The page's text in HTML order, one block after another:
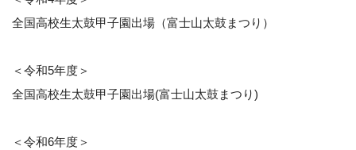
全国高校生太鼓甲子園出場（富士山太鼓まつり）
＜令和5年度＞
全国高校生太鼓甲子園出場(富士山太鼓まつり)
＜令和6年度＞